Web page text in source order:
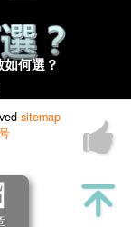
何選？
sitemap